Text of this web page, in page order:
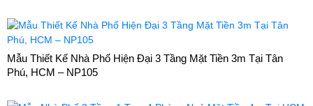
Mẫu Thiết Kế Nhà Phố Hiện Đại 3 Tầng Mặt Tiền 3m Tại Tân
Phú, HCM – NP105